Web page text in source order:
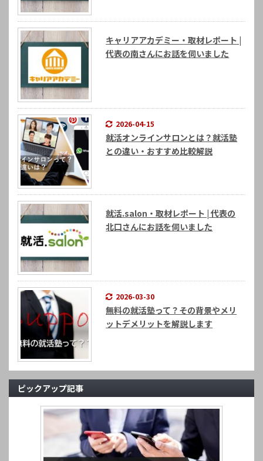
キャリアアカデミー・取材レポート |
代表の南さんにお話を伺いました
2026-04-15
就活オンラインサロンとは？就活塾
との違い・おすすめ比較解説
就活.salon・取材レポート | 代表の
北口さんにお話を伺いました
2026-03-30
無料の就活塾って？その背景やメリ
ットデメリットを解説します
ピックアップ記事